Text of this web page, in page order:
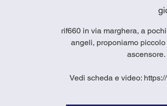
rif660 in via marghera, a
angeli, proponiamo
Vedi scheda e video: